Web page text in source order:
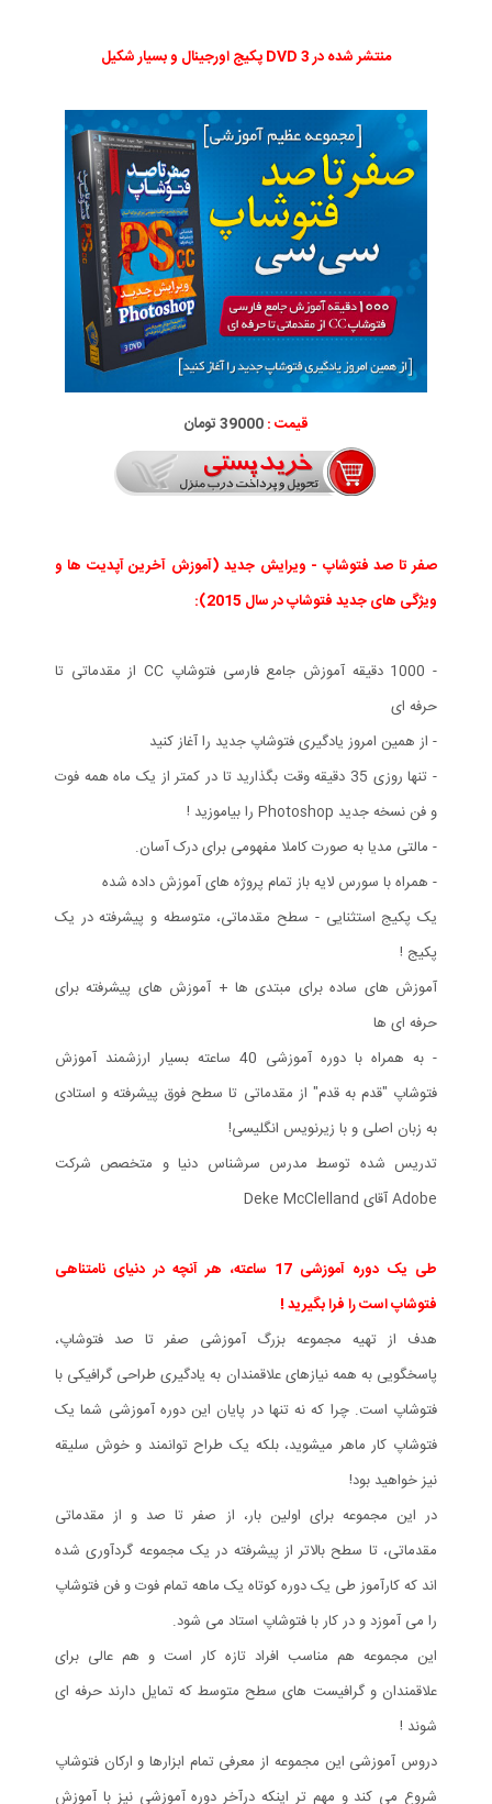
منتشر شده در 3 DVD پکیج اورجینال و بسیار شکیل
قیمت :39000 تومان
صفر تا صد فتوشاپ - ویرایش جدید (آموزش آخرین آپدیت ها و
ویژگی های جدید فتوشاپ در سال 2015):
- 1000 دقیقه آموزش جامع فارسی فتوشاپ CC از مقدماتی تا
حرفه ای
- از همین امروز یادگیری فتوشاپ جدید را آغاز کنید
- تنها روزی 35 دقیقه وقت بگذارید تا در کمتر از یک ماه همه فوت
و فن نسخه جدید Photoshop را بیاموزید !
- مالتی مدیا به صورت کاملا مفهومی برای درک آسان.
- همراه با سورس لایه باز تمام پروژه های آموزش داده شده
یک پکیج استثنایی - سطح مقدماتی، متوسطه و پیشرفته در یک
پکیج !
آموزش های ساده برای مبتدی ها + آموزش های پیشرفته برای
حرفه ای ها
- به همراه با دوره آموزشی 40 ساعته بسیار ارزشمند آموزش
فتوشاپ "قدم به قدم" از مقدماتی تا سطح فوق پیشرفته و استادی
به زبان اصلی و با زیرنویس انگلیسی!
تدریس شده توسط مدرس سرشناس دنیا و متخصص شرکت
Adobe آقای Deke McClelland
طی یک دوره آموزشی 17 ساعته، هر آنچه در دنیای نامتناهی
فتوشاپ است را فرا بگیرید !
هدف از تهیه مجموعه بزرگ آموزشی صفر تا صد فتوشاپ،
پاسخگویی به همه نیازهای علاقمندان به یادگیری طراحی گرافیکی با
فتوشاپ است. چرا که نه تنها در پایان این دوره آموزشی شما یک
فتوشاپ کار ماهر میشوید، بلکه یک طراح توانمند و خوش سلیقه
نیز خواهید بود!
در این مجموعه برای اولین بار، از صفر تا صد و از مقدماتی
مقدماتی، تا سطح بالاتر از پیشرفته در یک مجموعه گردآوری شده
اند که کارآموز طی یک دوره کوتاه یک ماهه تمام فوت و فن فتوشاپ
را می آموزد و در کار با فتوشاپ استاد می شود.
این مجموعه هم مناسب افراد تازه کار است و هم عالی برای
علاقمندان و گرافیست های سطح متوسط که تمایل دارند حرفه ای
شوند !
دروس آموزشی این مجموعه از معرفی تمام ابزارها و ارکان فتوشاپ
شروع می کند و مهم تر اینکه درآخر دوره آموزشی نیز با آموزش